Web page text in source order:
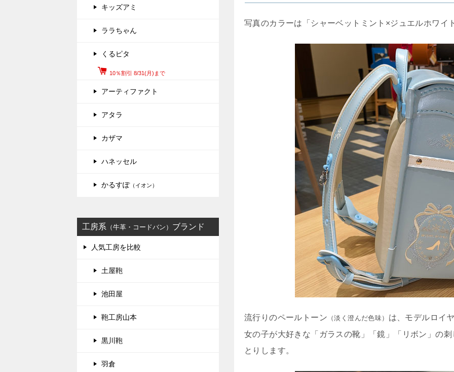
写真のカラーは「シャーベットミント×ジュエルホワイ
流行りのペールトーン （淡く澄んだ色味） は、モデルロイ
女の子が大好きな「ガラスの靴」「鏡」「リボン」の
とりします。
キッズアミ
ララちゃん
くるピタ
10％割引 8/31(月)まで
アーティファクト
アタラ
カザマ
ハネッセル
かるすぽ（イオン）
工房系 （牛革・コードバン） ブランド
人気工房を比較
土屋鞄
池田屋
鞄工房山本
黒川鞄
羽倉